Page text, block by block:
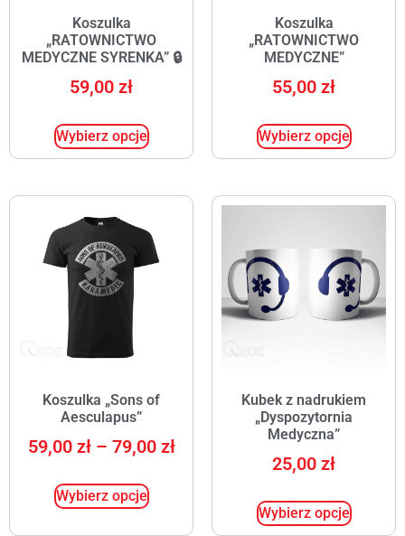
Koszulka
„RATOWNICTWO
MEDYCZNE SYRENKA” 🔒
59,00 zł
Wybierz opcje
Koszulka
„RATOWNICTWO
MEDYCZNE”
55,00 zł
Wybierz opcje
Koszulka „Sons of
Aesculapus”
59,00 zł – 79,00 zł
Wybierz opcje
Kubek z nadrukiem
„Dyspozytornia
Medyczna”
25,00 zł
Wybierz opcje